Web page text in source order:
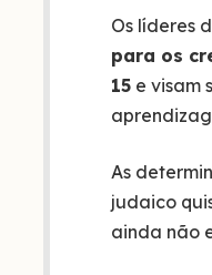
Os líderes
para os
15 e visam
As
judaico
ainda não